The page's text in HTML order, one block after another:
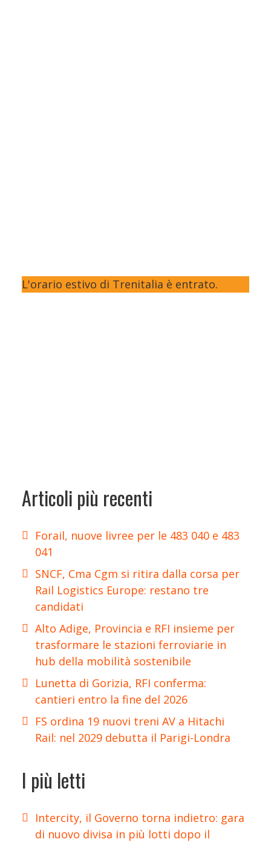
L'orario estivo di Trenitalia è entrato.
Articoli più recenti
Forail, nuove livree per le 483 040 e 483
041
SNCF, Cma Cgm si ritira dalla corsa per
Rail Logistics Europe: restano tre
candidati
Alto Adige, Provincia e RFI insieme per
trasformare le stazioni ferroviarie in
hub della mobilità sostenibile
Lunetta di Gorizia, RFI conferma:
cantieri entro la fine del 2026
FS ordina 19 nuovi treni AV a Hitachi
Rail: nel 2029 debutta il Parigi-Londra
I più letti
Intercity, il Governo torna indietro: gara
di nuovo divisa in più lotti dopo il